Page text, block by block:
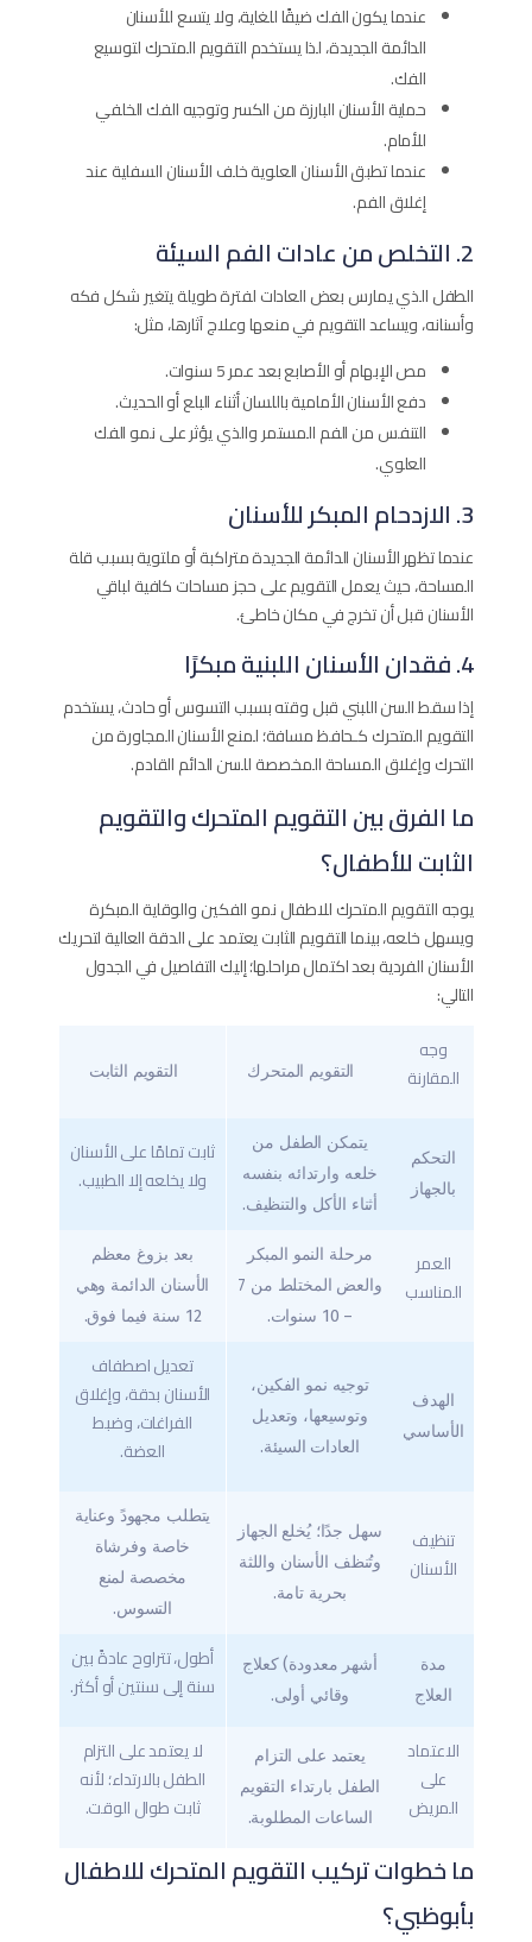
عندما يكون الفك ضيقًا للغاية، ولا يتسع للأسنان
الدائمة الجديدة، لذا يستخدم التقويم المتحرك لتوسيع
الفك.
حماية الأسنان البارزة من الكسر وتوجيه الفك الخلفي
للأمام.
عندما تطبق الأسنان العلوية خلف الأسنان السفلية عند
إغلاق الفم.
2. التخلص من عادات الفم السيئة
الطفل الذي يمارس بعض العادات لفترة طويلة يتغير شكل فكه
وأسنانه، ويساعد التقويم في منعها وعلاج آثارها، مثل:
مص الإبهام أو الأصابع بعد عمر 5 سنوات.
دفع الأسنان الأمامية باللسان أثناء البلع أو الحديث.
التنفس من الفم المستمر والذي يؤثر على نمو الفك
العلوي.
3. الازدحام المبكر للأسنان
عندما تظهر الأسنان الدائمة الجديدة متراكبة أو ملتوية بسبب قلة
المساحة، حيث يعمل التقويم على حجز مساحات كافية لباقي
الأسنان قبل أن تخرج في مكان خاطئ.
4. فقدان الأسنان اللبنية مبكرًا
إذا سقط السن اللبني قبل وقته بسبب التسوس أو حادث، يستخدم
التقويم المتحرك كـحافظ مسافة؛ لمنع الأسنان المجاورة من
التحرك وإغلاق المساحة المخصصة للسن الدائم القادم.
ما الفرق بين التقويم المتحرك والتقويم
الثابت للأطفال؟
يوجه التقويم المتحرك للاطفال نمو الفكين والوقاية المبكرة
ويسهل خلعه، بينما التقويم الثابت يعتمد على الدقة العالية لتحريك
الأسنان الفردية بعد اكتمال مراحلها؛ إليك التفاصيل في الجدول
التالي:
وجه
المقارنة
التقويم المتحرك التقويم الثابت
التحكم
بالجهاز
يتمكن الطفل من
خلعه وارتدائه بنفسه
أثناء الأكل والتنظيف.
ثابت تمامًا على الأسنان
ولا يخلعه إلا الطبيب.
العمر
المناسب
مرحلة النمو المبكر
والعض المختلط من 7
– 10 سنوات.
بعد بزوغ معظم
الأسنان الدائمة وهي
12 سنة فيما فوق.
الهدف
الأساسي
توجيه نمو الفكين،
وتوسيعها، وتعديل
العادات السيئة.
تعديل اصطفاف
الأسنان بدقة، وإغلاق
الفراغات، وضبط
العضة.
تنظيف
الأسنان
سهل جدًا؛ يُخلع الجهاز
وتُنظف الأسنان واللثة
بحرية تامة.
يتطلب مجهودً وعناية
خاصة وفرشاة
مخصصة لمنع
التسوس.
مدة
العلاج
أشهر معدودة) كعلاج
وقائي أولى.
أطول، تتراوح عادةً بين
سنة إلى سنتين أو أكثر.
الاعتماد
على
المريض
يعتمد على التزام
الطفل بارتداء التقويم
الساعات المطلوبة.
لا يعتمد على التزام
الطفل بالارتداء؛ لأنه
ثابت طوال الوقت.
ما خطوات تركيب التقويم المتحرك للاطفال
بأبوظبي؟